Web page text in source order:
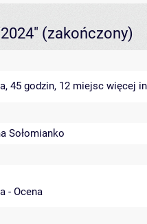
(zakończony)
45 godzin, 12 miejsc więcej
Sołomianko
- Ocena